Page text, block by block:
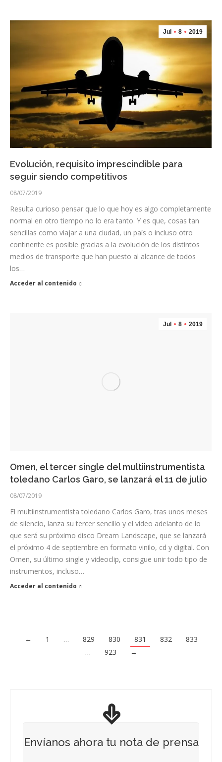
Jul 8 2019
Evolución, requisito imprescindible para
seguir siendo competitivos
08/07/2019
Resulta curioso pensar que lo que hoy es algo completamente
normal en otro tiempo no lo era tanto. Y es que, cosas tan
sencillas como viajar a una ciudad, un país o incluso otro
continente es posible gracias a la evolución de los distintos
medios de transporte que han puesto al alcance de todos
los…
Acceder al contenido
Jul 8 2019
Omen, el tercer single del multiinstrumentista
toledano Carlos Garo, se lanzará el 11 de julio
08/07/2019
El multiinstrumentista toledano Carlos Garo, tras unos meses
de silencio, lanza su tercer sencillo y el vídeo adelanto de lo
que será su próximo disco Dream Landscape, que se lanzará
el próximo 4 de septiembre en formato vinilo, cd y digital. Con
Omen, su último single y videoclip, consigue unir todo tipo de
instrumentos, incluso…
Acceder al contenido
← 1 … 829 830 831 832
833
…
923 →
Envíanos ahora tu nota de prensa